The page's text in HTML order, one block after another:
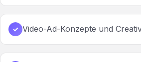
✓ Video-Ad-Konzepte und